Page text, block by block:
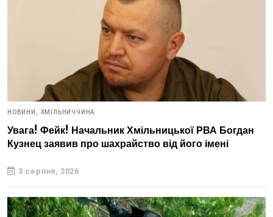
НОВИНИ, ХМІЛЬНИЧЧИНА
Увага! Фейк! Начальник Хмільницької РВА Богдан
Кузнец заявив про шахрайство від його імені
3 серпня, 2026